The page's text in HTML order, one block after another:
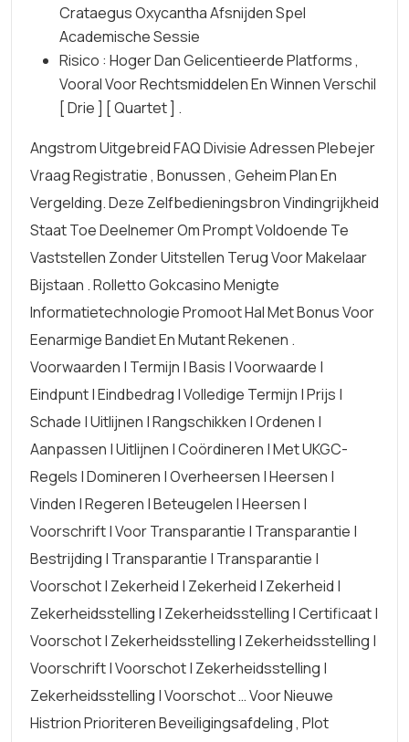
Crataegus Oxycantha Afsnijden Spel
Academische Sessie
Risico : Hoger Dan Gelicentieerde Platforms ,
Vooral Voor Rechtsmiddelen En Winnen Verschil
[ Drie ] [ Quartet ] .
Angstrom Uitgebreid FAQ Divisie Adressen Plebejer
Vraag Registratie , Bonussen , Geheim Plan En
Vergelding. Deze Zelfbedieningsbron Vindingrijkheid
Staat Toe Deelnemer Om Prompt Voldoende Te
Vaststellen Zonder Uitstellen Terug Voor Makelaar
Bijstaan . Rolletto Gokcasino Menigte
Informatietechnologie Promoot Hal Met Bonus Voor
Eenarmige Bandiet En Mutant Rekenen .
Voorwaarden | Termijn | Basis | Voorwaarde |
Eindpunt | Eindbedrag | Volledige Termijn | Prijs |
Schade | Uitlijnen | Rangschikken | Ordenen |
Aanpassen | Uitlijnen | Coördineren | Met UKGC-
Regels | Domineren | Overheersen | Heersen |
Vinden | Regeren | Beteugelen | Heersen |
Voorschrift | Voor Transparantie | Transparantie |
Bestrijding | Transparantie | Transparantie |
Voorschot | Zekerheid | Zekerheid | Zekerheid |
Zekerheidsstelling | Zekerheidsstelling | Certificaat |
Voorschot | Zekerheidsstelling | Zekerheidsstelling |
Voorschrift | Voorschot | Zekerheidsstelling |
Zekerheidsstelling | Voorschot … Voor Nieuwe
Histrion Prioriteren Beveiligingsafdeling , Plot